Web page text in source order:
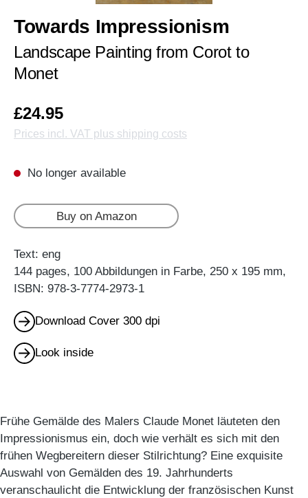
Towards Impressionism
Landscape Painting from Corot to
Monet
£24.95
Prices incl. VAT plus shipping costs
No longer available
Buy on Amazon
Text: eng
144 pages, 100 Abbildungen in Farbe, 250 x 195 mm,
ISBN: 978-3-7774-2973-1
Download Cover 300 dpi
Look inside
Frühe Gemälde des Malers Claude Monet läuteten den
Impressionismus ein, doch wie verhält es sich mit den
frühen Wegbereitern dieser Stilrichtung? Eine exquisite
Auswahl von Gemälden des 19. Jahrhunderts
veranschaulicht die Entwicklung der französischen Kunst